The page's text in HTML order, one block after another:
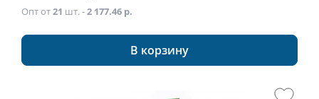
Опт от21 шт. -2 177.46 р.
В корзину